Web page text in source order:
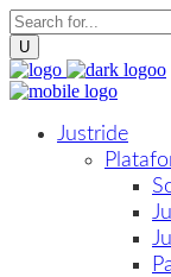
Justride